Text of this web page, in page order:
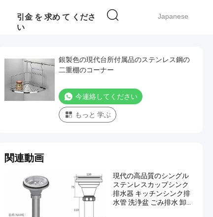
Japanese
引金 を 求め て くださ
い
銀製色の現代台所付属品のステンレス鋼の
二重棚のコーナー
今連絡してください
もっと 学ぶ
関連動画
現代の高品質のシングル
ステンレスカップシンク
排水器 キッチンシンク排
水管 洗浄盆 ごみ排水 卸売